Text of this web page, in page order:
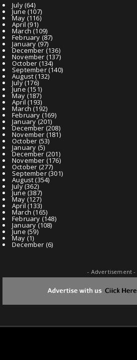
July(64)
June (107)
May (116)
April (91)
March (109)
February (87)
January(97)
December (136)
November (137)
October (134)
September(140)
August(132)
July(176)
June (151)
May (187)
April (193)
March (192)
February (169)
January(201)
December (208)
November (181)
October (53)
January (5)
December (201)
November (176)
October (277)
September(301)
August(354)
July(362)
June (387)
May (127)
April (133)
March (165)
February (148)
January(108)
June (59)
May (1)
December (6)
- Advertisement -